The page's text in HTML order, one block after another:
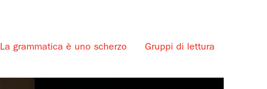
La grammatica è uno scherzo Gruppi di lettura